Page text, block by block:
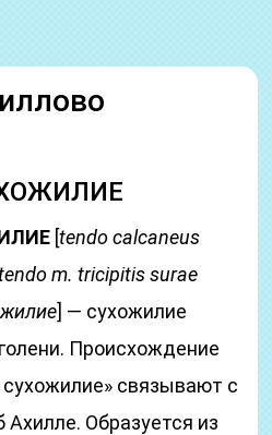
[tendo calcaneus
m. tricipitis surae
] — сухожилие
Происхождение
сухожилие» связывают с
Образуется из